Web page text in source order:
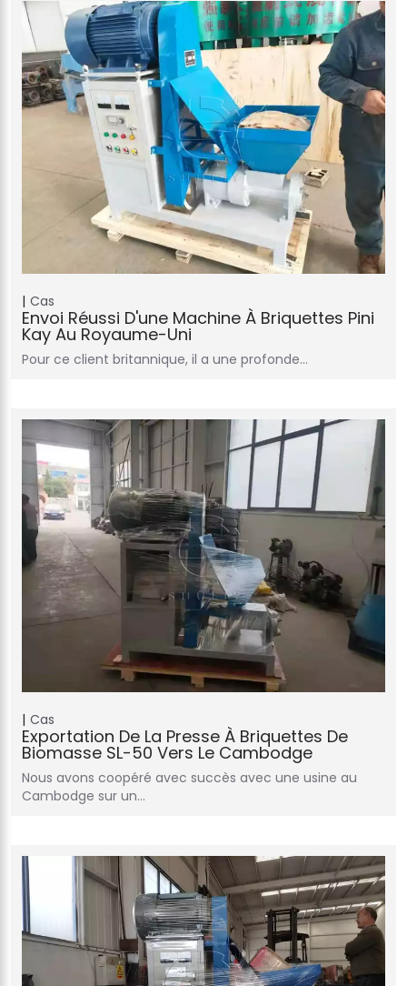
Cas
Envoi Réussi D'une Machine À Briquettes Pini
Kay Au Royaume-Uni
Pour ce client britannique, il a une profonde…
Cas
Exportation De La Presse À Briquettes De
Biomasse SL-50 Vers Le Cambodge
Nous avons coopéré avec succès avec une usine au
Cambodge sur un…